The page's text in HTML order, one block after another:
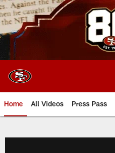
Skip
to
main
content
Home All Videos Press Pass